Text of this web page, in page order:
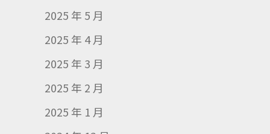
2025 年 5 月
2025 年 4 月
2025 年 3 月
2025 年 2 月
2025 年 1 月